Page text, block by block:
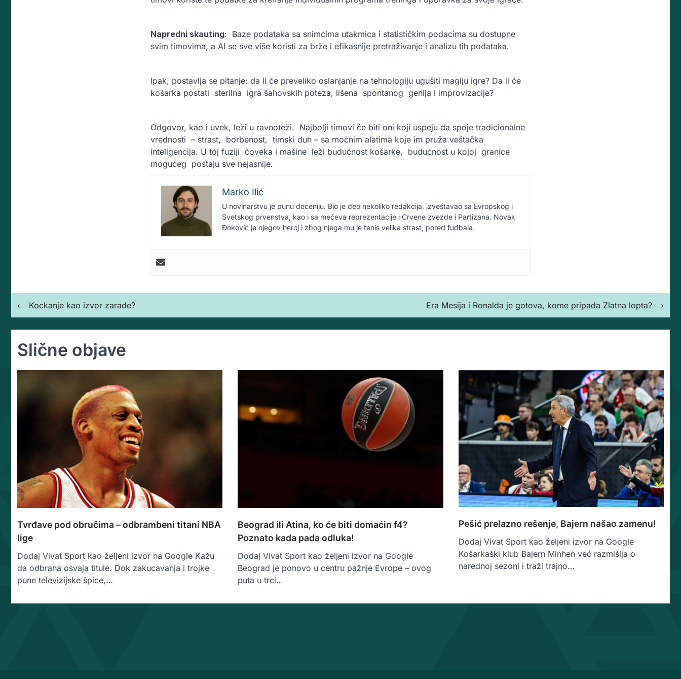
Napredni skauting: Baze podataka sa snimcima utakmica i statističkim podacima su dostupne
svim timovima, a AI se sve više koristi za brže i efikasnije pretraživanje i analizu tih podataka.
Ipak, postavlja se pitanje: da li će preveliko oslanjanje na tehnologiju ugušiti magiju igre? Da li će
košarka postati sterilna igra šahovskih poteza, lišena spontanog genija i improvizacije?
Odgovor, kao i uvek, leži u ravnoteži. Najbolji timovi će biti oni koji uspeju da spoje tradicionalne
vrednosti – strast, borbenost, timski duh – sa moćnim alatima koje im pruža veštačka
inteligencija. U toj fuziji čoveka i mašine leži budućnost košarke, budućnost u kojoj granice
mogućeg postaju sve nejasnije.
Marko Ilić
U novinarstvu je punu deceniju. Bio je deo nekoliko redakcija, izveštavao sa Evropskog i
Svetskog prvenstva, kao i sa mečeva reprezentacije i Crvene zvezde i Partizana. Novak
Đoković je njegov heroj i zbog njega mu je tenis velika strast, pored fudbala.
Кретање
⟵Kockanje kao izvor zarade? Era Mesija i Ronalda je gotova, kome pripada Zlatna lopta?⟶
Slične objave
Tvrđave pod obručima – odbrambeni titani NBA
lige
Dodaj Vivat Sport kao željeni izvor na Google Kažu
da odbrana osvaja titule. Dok zakucavanja i trojke
pune televizijske špice,…
Beograd ili Atina, ko će biti domaćin f4?
Poznato kada pada odluka!
Dodaj Vivat Sport kao željeni izvor na Google
Beograd je ponovo u centru pažnje Evrope – ovog
puta u trci…
Pešić prelazno rešenje, Bajern našao zamenu!
Dodaj Vivat Sport kao željeni izvor na Google
Košarkaški klub Bajern Minhen već razmišlja o
narednoj sezoni i traži trajno…